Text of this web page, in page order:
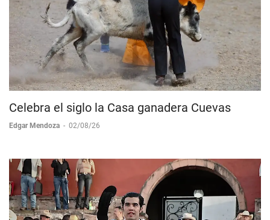
Celebra el siglo la Casa ganadera Cuevas
Edgar Mendoza - 02/08/26